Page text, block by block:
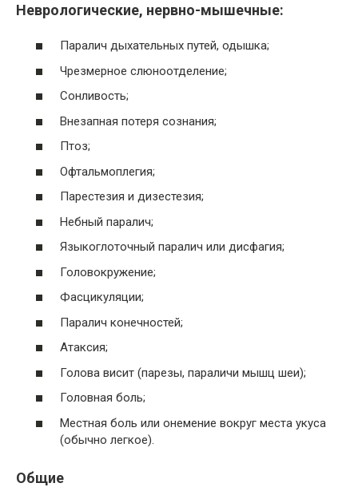
Неврологические, нервно-мышечные:
Паралич дыхательных путей, одышка;
Чрезмерное слюноотделение;
Сонливость;
Внезапная потеря сознания;
Птоз;
Офтальмоплегия;
Парестезия и дизестезия;
Небный паралич;
Языкоглоточный паралич или дисфагия;
Головокружение;
Фасцикуляции;
Паралич конечностей;
Атаксия;
Голова висит (парезы, параличи мышц шеи);
Головная боль;
Местная боль или онемение вокруг места укуса
(обычно легкое).
Общие